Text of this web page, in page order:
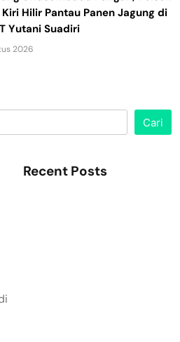
Hilir Pantau Panen Jagung di
Yutani Suadiri
2026
Cari
Recent Posts